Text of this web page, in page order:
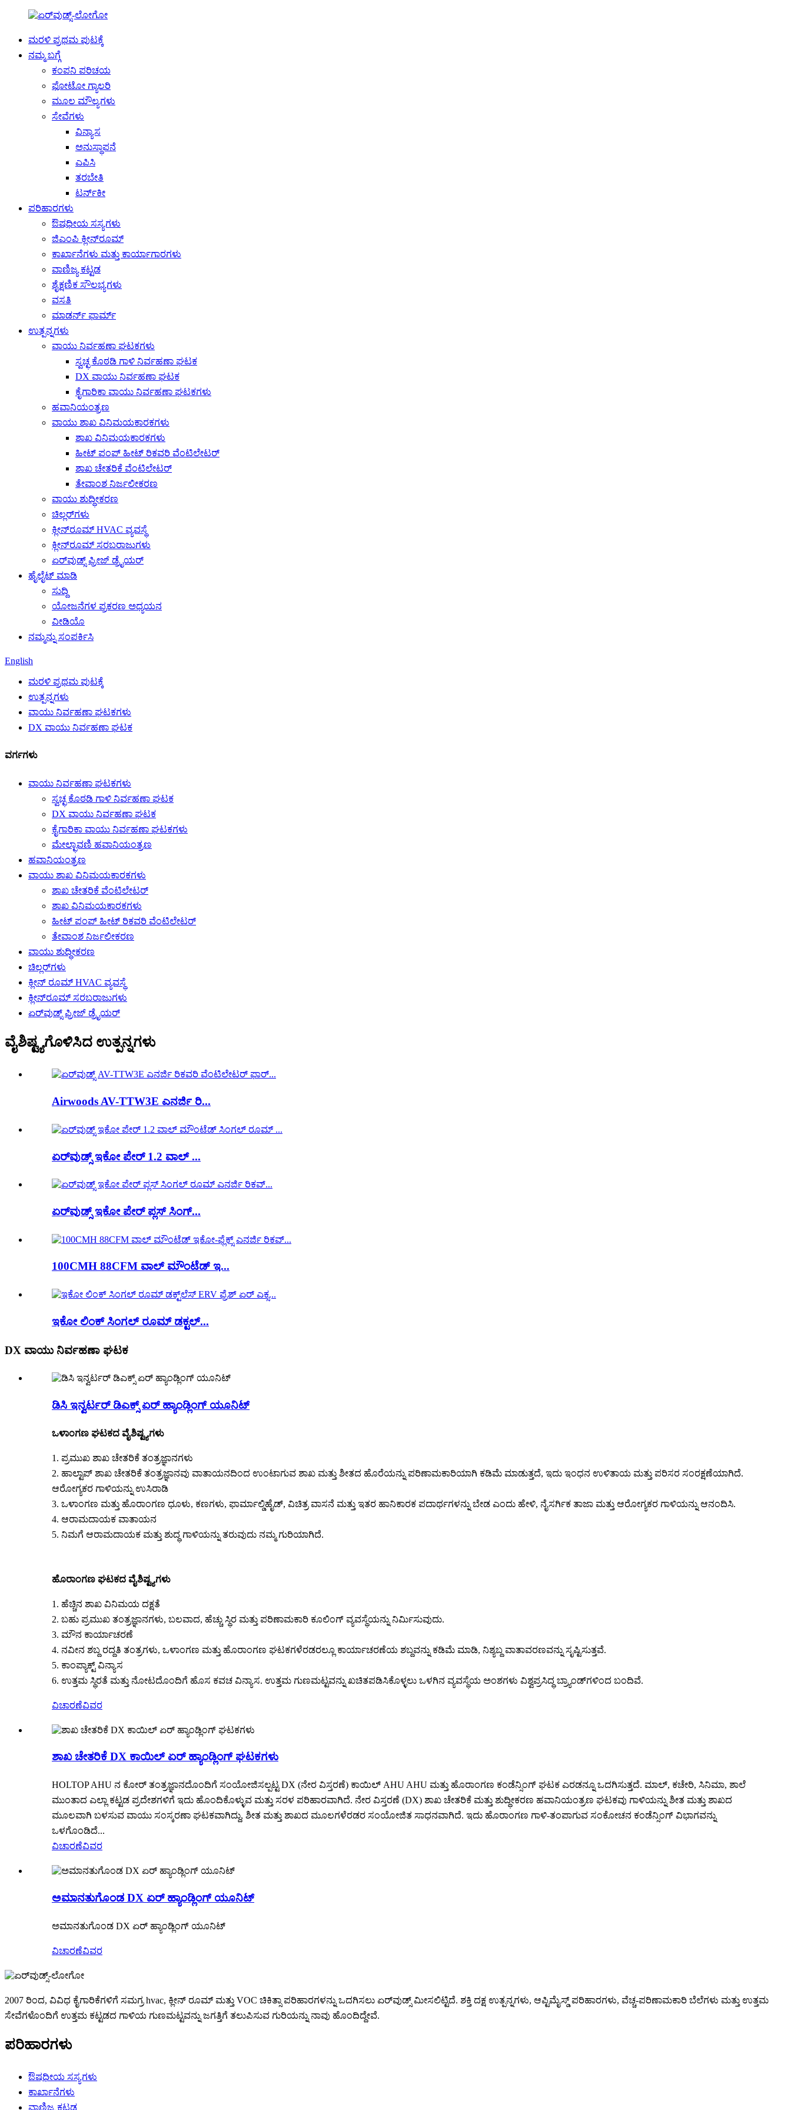
ಮರಳಿ ಪ್ರಥಮ ಪುಟಕ್ಕೆ
ನಮ್ಮ ಬಗ್ಗೆ
ಕಂಪನಿ ಪರಿಚಯ
ಫೋಟೋ ಗ್ಯಾಲರಿ
ಮೂಲ ಮೌಲ್ಯಗಳು
ಸೇವೆಗಳು
ವಿನ್ಯಾಸ
ಅನುಸ್ಥಾಪನೆ
ಎಪಿಸಿ
ತರಬೇತಿ
ಟರ್ನ್‌ಕೀ
ಪರಿಹಾರಗಳು
ಔಷಧೀಯ ಸಸ್ಯಗಳು
ಜಿಎಂಪಿ ಕ್ಲೀನ್‌ರೂಮ್
ಕಾರ್ಖಾನೆಗಳು ಮತ್ತು ಕಾರ್ಯಾಗಾರಗಳು
ವಾಣಿಜ್ಯ ಕಟ್ಟಡ
ಶೈಕ್ಷಣಿಕ ಸೌಲಭ್ಯಗಳು
ವಸತಿ
ಮಾಡರ್ನ್ ಫಾರ್ಮ್
ಉತ್ಪನ್ನಗಳು
ವಾಯು ನಿರ್ವಹಣಾ ಘಟಕಗಳು
ಸ್ವಚ್ಛ ಕೊಠಡಿ ಗಾಳಿ ನಿರ್ವಹಣಾ ಘಟಕ
DX ವಾಯು ನಿರ್ವಹಣಾ ಘಟಕ
ಕೈಗಾರಿಕಾ ವಾಯು ನಿರ್ವಹಣಾ ಘಟಕಗಳು
ಹವಾನಿಯಂತ್ರಣ
ವಾಯು ಶಾಖ ವಿನಿಮಯಕಾರಕಗಳು
ಶಾಖ ವಿನಿಮಯಕಾರಕಗಳು
ಹೀಟ್ ಪಂಪ್ ಹೀಟ್ ರಿಕವರಿ ವೆಂಟಿಲೇಟರ್
ಶಾಖ ಚೇತರಿಕೆ ವೆಂಟಿಲೇಟರ್
ತೇವಾಂಶ ನಿರ್ಜಲೀಕರಣ
ವಾಯು ಶುದ್ಧೀಕರಣ
ಚಿಲ್ಲರ್‌ಗಳು
ಕ್ಲೀನ್‌ರೂಮ್ HVAC ವ್ಯವಸ್ಥೆ
ಕ್ಲೀನ್‌ರೂಮ್ ಸರಬರಾಜುಗಳು
ಏರ್‌ವುಡ್ಸ್ ಫ್ರೀಜ್ ಡ್ರೈಯರ್
ಹೈಲೈಟ್ ಮಾಡಿ
ಸುದ್ದಿ
ಯೋಜನೆಗಳ ಪ್ರಕರಣ ಅಧ್ಯಯನ
ವೀಡಿಯೊ
ನಮ್ಮನ್ನು ಸಂಪರ್ಕಿಸಿ
English
ಮರಳಿ ಪ್ರಥಮ ಪುಟಕ್ಕೆ
ಉತ್ಪನ್ನಗಳು
ವಾಯು ನಿರ್ವಹಣಾ ಘಟಕಗಳು
DX ವಾಯು ನಿರ್ವಹಣಾ ಘಟಕ
ವರ್ಗಗಳು
ವಾಯು ನಿರ್ವಹಣಾ ಘಟಕಗಳು
ಸ್ವಚ್ಛ ಕೊಠಡಿ ಗಾಳಿ ನಿರ್ವಹಣಾ ಘಟಕ
DX ವಾಯು ನಿರ್ವಹಣಾ ಘಟಕ
ಕೈಗಾರಿಕಾ ವಾಯು ನಿರ್ವಹಣಾ ಘಟಕಗಳು
ಮೇಲ್ಛಾವಣಿ ಹವಾನಿಯಂತ್ರಣ
ಹವಾನಿಯಂತ್ರಣ
ವಾಯು ಶಾಖ ವಿನಿಮಯಕಾರಕಗಳು
ಶಾಖ ಚೇತರಿಕೆ ವೆಂಟಿಲೇಟರ್
ಶಾಖ ವಿನಿಮಯಕಾರಕಗಳು
ಹೀಟ್ ಪಂಪ್ ಹೀಟ್ ರಿಕವರಿ ವೆಂಟಿಲೇಟರ್
ತೇವಾಂಶ ನಿರ್ಜಲೀಕರಣ
ವಾಯು ಶುದ್ಧೀಕರಣ
ಚಿಲ್ಲರ್‌ಗಳು
ಕ್ಲೀನ್ ರೂಮ್ HVAC ವ್ಯವಸ್ಥೆ
ಕ್ಲೀನ್‌ರೂಮ್ ಸರಬರಾಜುಗಳು
ಏರ್‌ವುಡ್ಸ್ ಫ್ರೀಜ್ ಡ್ರೈಯರ್
ವೈಶಿಷ್ಟ್ಯಗೊಳಿಸಿದ ಉತ್ಪನ್ನಗಳು
Airwoods AV-TTW3E ಎನರ್ಜಿ ರಿ...
ಏರ್‌ವುಡ್ಸ್ ಇಕೋ ಪೇರ್ 1.2 ವಾಲ್ ...
ಏರ್‌ವುಡ್ಸ್ ಇಕೋ ಪೇರ್ ಪ್ಲಸ್ ಸಿಂಗ್...
100CMH 88CFM ವಾಲ್ ಮೌಂಟೆಡ್ ಇ...
ಇಕೋ ಲಿಂಕ್ ಸಿಂಗಲ್ ರೂಮ್ ಡಕ್ಟಲ್...
DX ವಾಯು ನಿರ್ವಹಣಾ ಘಟಕ
ಡಿಸಿ ಇನ್ವರ್ಟರ್ ಡಿಎಕ್ಸ್ ಏರ್ ಹ್ಯಾಂಡ್ಲಿಂಗ್ ಯೂನಿಟ್
ಒಳಾಂಗಣ ಘಟಕದ ವೈಶಿಷ್ಟ್ಯಗಳು
1. ಪ್ರಮುಖ ಶಾಖ ಚೇತರಿಕೆ ತಂತ್ರಜ್ಞಾನಗಳು
2. ಹಾಲ್ಟಾಪ್ ಶಾಖ ಚೇತರಿಕೆ ತಂತ್ರಜ್ಞಾನವು ವಾತಾಯನದಿಂದ ಉಂಟಾಗುವ ಶಾಖ ಮತ್ತು ಶೀತದ ಹೊರೆಯನ್ನು ಪರಿಣಾಮಕಾರಿಯಾಗಿ ಕಡಿಮೆ ಮಾಡುತ್ತದೆ, ಇದು ಇಂಧನ ಉಳಿತಾಯ ಮತ್ತು ಪರಿಸರ ಸಂರಕ್ಷಣೆಯಾಗಿದೆ.
ಆರೋಗ್ಯಕರ ಗಾಳಿಯನ್ನು ಉಸಿರಾಡಿ
3. ಒಳಾಂಗಣ ಮತ್ತು ಹೊರಾಂಗಣ ಧೂಳು, ಕಣಗಳು, ಫಾರ್ಮಾಲ್ಡಿಹೈಡ್, ವಿಚಿತ್ರ ವಾಸನೆ ಮತ್ತು ಇತರ ಹಾನಿಕಾರಕ ಪದಾರ್ಥಗಳನ್ನು ಬೇಡ ಎಂದು ಹೇಳಿ, ನೈಸರ್ಗಿಕ ತಾಜಾ ಮತ್ತು ಆರೋಗ್ಯಕರ ಗಾಳಿಯನ್ನು ಆನಂದಿಸಿ.
4. ಆರಾಮದಾಯಕ ವಾತಾಯನ
5. ನಿಮಗೆ ಆರಾಮದಾಯಕ ಮತ್ತು ಶುದ್ಧ ಗಾಳಿಯನ್ನು ತರುವುದು ನಮ್ಮ ಗುರಿಯಾಗಿದೆ.
ಹೊರಾಂಗಣ ಘಟಕದ ವೈಶಿಷ್ಟ್ಯಗಳು
1. ಹೆಚ್ಚಿನ ಶಾಖ ವಿನಿಮಯ ದಕ್ಷತೆ
2. ಬಹು ಪ್ರಮುಖ ತಂತ್ರಜ್ಞಾನಗಳು, ಬಲವಾದ, ಹೆಚ್ಚು ಸ್ಥಿರ ಮತ್ತು ಪರಿಣಾಮಕಾರಿ ಕೂಲಿಂಗ್ ವ್ಯವಸ್ಥೆಯನ್ನು ನಿರ್ಮಿಸುವುದು.
3. ಮೌನ ಕಾರ್ಯಾಚರಣೆ
4. ನವೀನ ಶಬ್ದ ರದ್ದತಿ ತಂತ್ರಗಳು, ಒಳಾಂಗಣ ಮತ್ತು ಹೊರಾಂಗಣ ಘಟಕಗಳೆರಡರಲ್ಲೂ ಕಾರ್ಯಾಚರಣೆಯ ಶಬ್ದವನ್ನು ಕಡಿಮೆ ಮಾಡಿ, ನಿಶ್ಯಬ್ದ ವಾತಾವರಣವನ್ನು ಸೃಷ್ಟಿಸುತ್ತವೆ.
5. ಕಾಂಪ್ಯಾಕ್ಟ್ ವಿನ್ಯಾಸ
6. ಉತ್ತಮ ಸ್ಥಿರತೆ ಮತ್ತು ನೋಟದೊಂದಿಗೆ ಹೊಸ ಕವಚ ವಿನ್ಯಾಸ. ಉತ್ತಮ ಗುಣಮಟ್ಟವನ್ನು ಖಚಿತಪಡಿಸಿಕೊಳ್ಳಲು ಒಳಗಿನ ವ್ಯವಸ್ಥೆಯ ಅಂಶಗಳು ವಿಶ್ವಪ್ರಸಿದ್ಧ ಬ್ರ್ಯಾಂಡ್‌ಗಳಿಂದ ಬಂದಿವೆ.
ವಿಚಾರಣೆವಿವರ
ಶಾಖ ಚೇತರಿಕೆ DX ಕಾಯಿಲ್ ಏರ್ ಹ್ಯಾಂಡ್ಲಿಂಗ್ ಘಟಕಗಳು
HOLTOP AHU ನ ಕೋರ್ ತಂತ್ರಜ್ಞಾನದೊಂದಿಗೆ ಸಂಯೋಜಿಸಲ್ಪಟ್ಟ DX (ನೇರ ವಿಸ್ತರಣೆ) ಕಾಯಿಲ್ AHU AHU ಮತ್ತು ಹೊರಾಂಗಣ ಕಂಡೆನ್ಸಿಂಗ್ ಘಟಕ ಎರಡನ್ನೂ ಒದಗಿಸುತ್ತದೆ. ಮಾಲ್, ಕಚೇರಿ, ಸಿನಿಮಾ, ಶಾಲೆ
ಮುಂತಾದ ಎಲ್ಲಾ ಕಟ್ಟಡ ಪ್ರದೇಶಗಳಿಗೆ ಇದು ಹೊಂದಿಕೊಳ್ಳುವ ಮತ್ತು ಸರಳ ಪರಿಹಾರವಾಗಿದೆ. ನೇರ ವಿಸ್ತರಣೆ (DX) ಶಾಖ ಚೇತರಿಕೆ ಮತ್ತು ಶುದ್ಧೀಕರಣ ಹವಾನಿಯಂತ್ರಣ ಘಟಕವು ಗಾಳಿಯನ್ನು ಶೀತ ಮತ್ತು ಶಾಖದ
ಮೂಲವಾಗಿ ಬಳಸುವ ವಾಯು ಸಂಸ್ಕರಣಾ ಘಟಕವಾಗಿದ್ದು, ಶೀತ ಮತ್ತು ಶಾಖದ ಮೂಲಗಳೆರಡರ ಸಂಯೋಜಿತ ಸಾಧನವಾಗಿದೆ. ಇದು ಹೊರಾಂಗಣ ಗಾಳಿ-ತಂಪಾಗುವ ಸಂಕೋಚನ ಕಂಡೆನ್ಸಿಂಗ್ ವಿಭಾಗವನ್ನು
ಒಳಗೊಂಡಿದೆ...
ವಿಚಾರಣೆವಿವರ
ಅಮಾನತುಗೊಂಡ DX ಏರ್ ಹ್ಯಾಂಡ್ಲಿಂಗ್ ಯೂನಿಟ್
ಅಮಾನತುಗೊಂಡ DX ಏರ್ ಹ್ಯಾಂಡ್ಲಿಂಗ್ ಯೂನಿಟ್
ವಿಚಾರಣೆವಿವರ
2007 ರಿಂದ, ವಿವಿಧ ಕೈಗಾರಿಕೆಗಳಿಗೆ ಸಮಗ್ರ hvac, ಕ್ಲೀನ್ ರೂಮ್ ಮತ್ತು VOC ಚಿಕಿತ್ಸಾ ಪರಿಹಾರಗಳನ್ನು ಒದಗಿಸಲು ಏರ್‌ವುಡ್ಸ್ ಮೀಸಲಿಟ್ಟಿದೆ. ಶಕ್ತಿ ದಕ್ಷ ಉತ್ಪನ್ನಗಳು, ಆಪ್ಟಿಮೈಸ್ಡ್ ಪರಿಹಾರಗಳು, ವೆಚ್ಚ-ಪರಿಣಾಮಕಾರಿ ಬೆಲೆಗಳು ಮತ್ತು ಉತ್ತಮ
ಸೇವೆಗಳೊಂದಿಗೆ ಉತ್ತಮ ಕಟ್ಟಡದ ಗಾಳಿಯ ಗುಣಮಟ್ಟವನ್ನು ಜಗತ್ತಿಗೆ ತಲುಪಿಸುವ ಗುರಿಯನ್ನು ನಾವು ಹೊಂದಿದ್ದೇವೆ.
ಪರಿಹಾರಗಳು
ಔಷಧೀಯ ಸಸ್ಯಗಳು
ಕಾರ್ಖಾನೆಗಳು
ವಾಣಿಜ್ಯ ಕಟ್ಟಡ